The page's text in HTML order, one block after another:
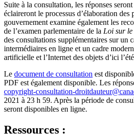
Suite à la consultation, les réponses
éclaireront le processus d’élaboration des
gouvernement examine également les
de l’examen parlementaire de la Loi sur le
des consultations supplémentaires sur un
intermédiaires en ligne et un cadre
artificielle et l’Internet des objets d’ici
Le document de consultation est
PDF est également disponible. Les
copyright-consultation-
2021 à 23 h 59. Après la période de
seront disponibles en ligne.
Ressources :